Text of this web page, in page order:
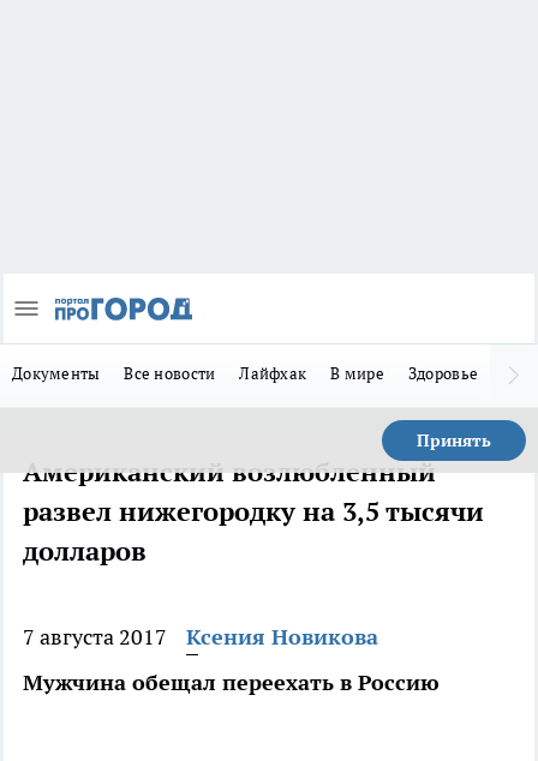
Документы Все новости Лайфхак В мире Здоровье
Принять
Американский возлюбленный
развел нижегородку на 3,5 тысячи
долларов
7 августа 2017
Ксения Новикова
Мужчина обещал переехать в Россию